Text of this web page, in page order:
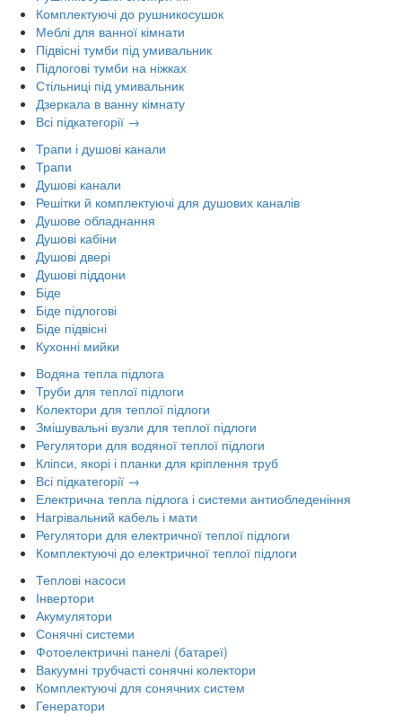
Комплектуючі до рушникосушок
Меблі для ванної кімнати
Підвісні тумби під умивальник
Підлогові тумби на ніжках
Стільниці під умивальник
Дзеркала в ванну кімнату
Всі підкатегорії →
Трапи і душові канали
Трапи
Душові канали
Решітки й комплектуючі для душових каналів
Душове обладнання
Душові кабіни
Душові двері
Душові піддони
Біде
Біде підлогові
Біде підвісні
Кухонні мийки
Водяна тепла підлога
Труби для теплої підлоги
Колектори для теплої підлоги
Змішувальні вузли для теплої підлоги
Регулятори для водяної теплої підлоги
Кліпси, якорі і планки для кріплення труб
Всі підкатегорії →
Електрична тепла підлога і системи антиобледеніння
Нагрівальний кабель і мати
Регулятори для електричної теплої підлоги
Комплектуючі до електричної теплої підлоги
Теплові насоси
Інвертори
Акумулятори
Сонячні системи
Фотоелектричні панелі (батареї)
Вакуумні трубчасті сонячні колектори
Комплектуючі для сонячних систем
Генератори